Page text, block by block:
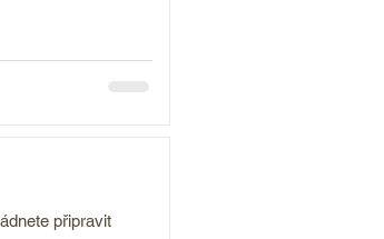
připravit